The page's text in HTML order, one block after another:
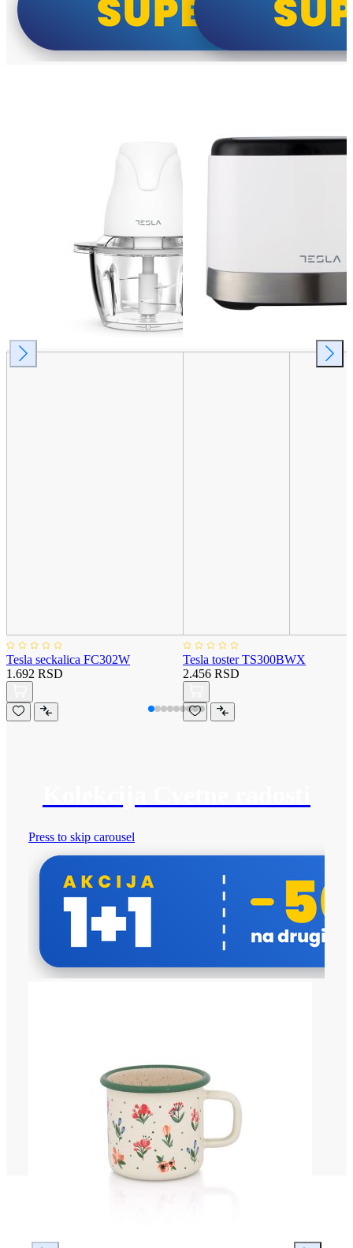
Tesla seckalica FC302W
1.692 RSD
Tesla toster TS300BWX
2.456 RSD
Press to skip carousel